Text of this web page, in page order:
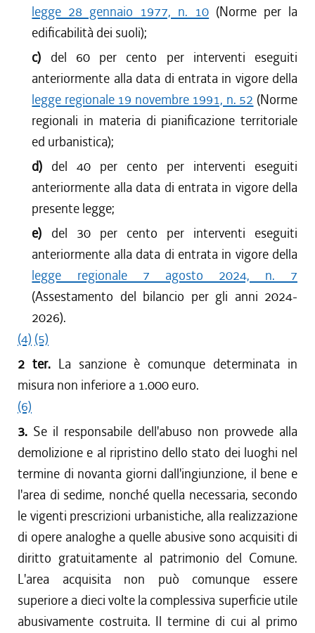
legge 28 gennaio 1977, n. 10 (Norme per la
edificabilità dei suoli);
c) del 60 per cento per interventi eseguiti
anteriormente alla data di entrata in vigore della
legge regionale 19 novembre 1991, n. 52 (Norme
regionali in materia di pianificazione territoriale
ed urbanistica);
d) del 40 per cento per interventi eseguiti
anteriormente alla data di entrata in vigore della
presente legge;
e) del 30 per cento per interventi eseguiti
anteriormente alla data di entrata in vigore della
legge regionale 7 agosto 2024, n. 7
(Assestamento del bilancio per gli anni 2024-
2026).
(4) (5)
2 ter. La sanzione è comunque determinata in
misura non inferiore a 1.000 euro.
(6)
3. Se il responsabile dell'abuso non provvede alla
demolizione e al ripristino dello stato dei luoghi nel
termine di novanta giorni dall'ingiunzione, il bene e
l'area di sedime, nonché quella necessaria, secondo
le vigenti prescrizioni urbanistiche, alla realizzazione
di opere analoghe a quelle abusive sono acquisiti di
diritto gratuitamente al patrimonio del Comune.
L'area acquisita non può comunque essere
superiore a dieci volte la complessiva superficie utile
abusivamente costruita. Il termine di cui al primo